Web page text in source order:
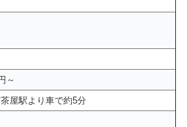
～
屋駅より車で約5分